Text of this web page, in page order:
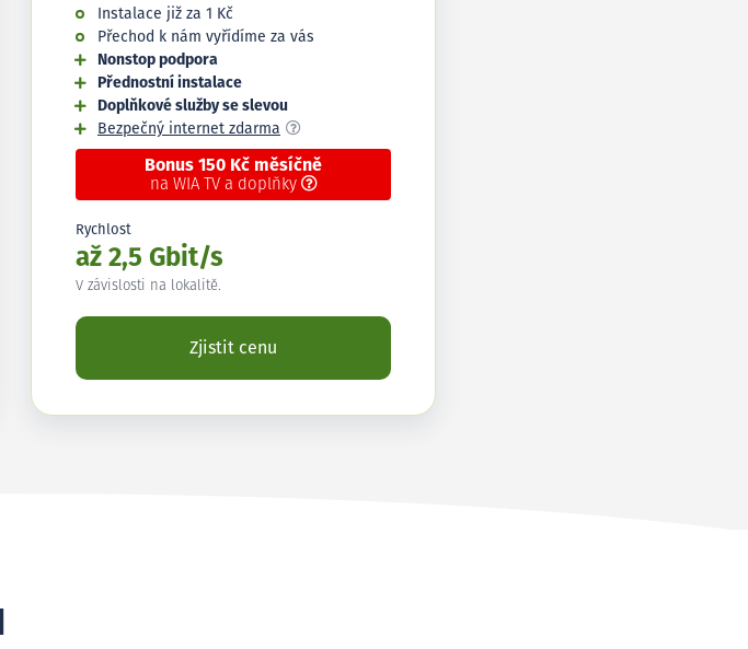
Instalace již za 1 Kč
Přechod k nám vyřídíme za vás
Nonstop podpora
Přednostní instalace
Doplňkové služby se slevou
Bezpečný internet zdarma
Bonus 150 Kč měsíčně
na WIA TV a doplňky
Rychlost
až 2,5 Gbit/s
V závislosti na lokalitě.
Zjistit cenu